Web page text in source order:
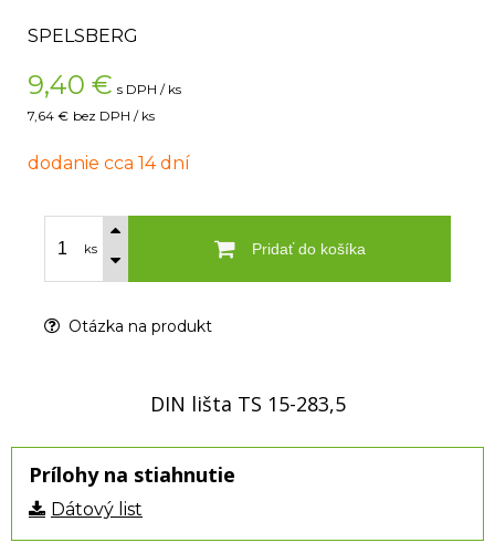
SPELSBERG
9,40 € s DPH / ks
7,64 € bez DPH / ks
dodanie cca 14 dní
ks Pridať do košíka
Otázka na produkt
DIN lišta TS 15-283,5
Prílohy na stiahnutie
Dátový list